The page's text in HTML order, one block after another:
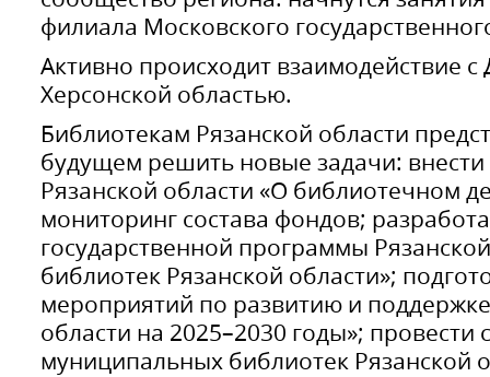
филиала Московского
Активно происходит взаимодействие
Херсонской областью.
Библиотекам Рязанской области
будущем решить новые задачи: внести
Рязанской области «О библиотечном
мониторинг состава фондов;
государственной программы
библиотек Рязанской области»;
мероприятий по развитию и
области на 2025–2030 годы»;
муниципальных библиотек Рязанской